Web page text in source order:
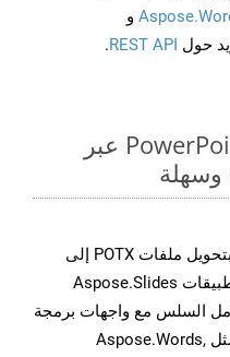
و
حول REST API
.
تحويل ملفات PowerPoint POTX عبر
وسهلة
حسّن سير عمل تحويل مستنداتك بتحويل ملفات POTX إلى
HTML باستخدام واجهة برمجة التطبيقات Aspose.Slides
السلس مع واجهات برمجة
تطبيقات Aspose.Total الأخرى، مثل Aspose.Words,